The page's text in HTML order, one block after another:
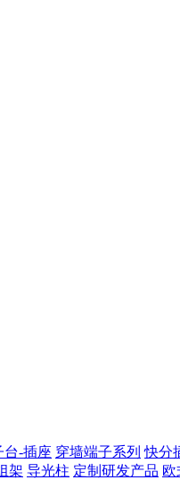
台-插座 穿墙端子系列 快分
架 导光柱 定制研发产品 欧